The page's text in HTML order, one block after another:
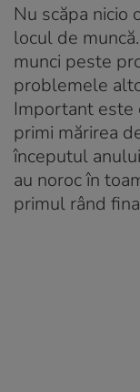
Nu scăpa nicio
locul de
munci peste
problemele
Important este
primi mărirea
începutul
au noroc în
primul rând